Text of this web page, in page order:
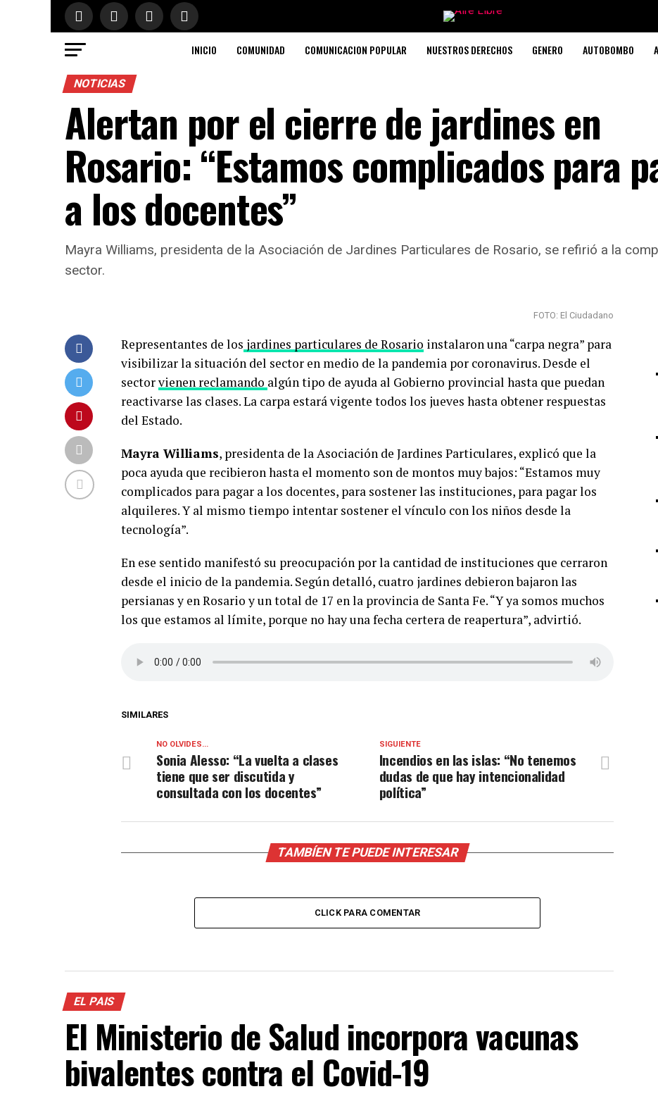
INICIO COMUNIDAD COMUNICACION POPULAR NUESTROS DERECHOS GENERO AUTOBOMBO
NOTICIAS
Alertan por el cierre de jardines en
Rosario: “Estamos complicados para
a los docentes”
Mayra Williams, presidenta de la Asociación de Jardines Particulares de Rosario, se refirió a la
sector.
FOTO: El Ciudadano
Representantes de los jardines particulares de Rosario instalaron una “carpa negra” para
visibilizar la situación del sector en medio de la pandemia por coronavirus. Desde el
sectorvienen reclamando algún tipo de ayuda al Gobierno provincial hasta que puedan
reactivarse las clases. La carpa estará vigente todos los jueves hasta obtener respuestas
del Estado.
Mayra Williams, presidenta de la Asociación de Jardines Particulares, explicó que la
poca ayuda que recibieron hasta el momento son de montos muy bajos: “Estamos muy
complicados para pagar a los docentes, para sostener las instituciones, para pagar los
alquileres. Y al mismo tiempo intentar sostener el vínculo con los niños desde la
tecnología”.
En ese sentido manifestó su preocupación por la cantidad de instituciones que cerraron
desde el inicio de la pandemia. Según detalló, cuatro jardines debieron bajaron las
persianas y en Rosario y un total de 17 en la provincia de Santa Fe. “Y ya somos muchos
los que estamos al límite, porque no hay una fecha certera de reapertura”, advirtió.
SIMILARES
SIGUIENTE
Incendios en las islas: “No tenemos
dudas de que hay intencionalidad
política”
NO OLVIDES...
Sonia Alesso: “La vuelta a clases
tiene que ser discutida y
consultada con los docentes”
TAMBÍEN TE PUEDE INTERESAR
CLICK PARA COMENTAR
EL PAIS
El Ministerio de Salud incorpora vacunas
bivalentes contra el Covid-19